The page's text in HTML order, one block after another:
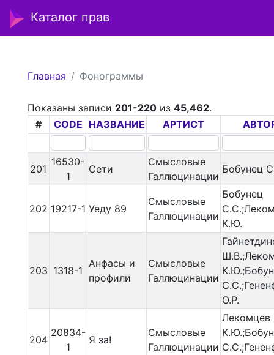
Каталог прав
Главная Фонограммы
Показаны записи 201-220из 45,462.
#
CODE НАЗВАНИЕ АРТИСТ
201
16530-
1
Сети
Смысловые
Галлюцинации
Бобунец
202 19217-1 Уеду 89
Смысловые
Галлюцинации
Бобунец
К.Ю.
203 1318-1
Анфасы и
профили
Смысловые
Галлюцинации
О.Р.
204
20834-
1
Я за!
Смысловые
Галлюцинации
Лекомцев